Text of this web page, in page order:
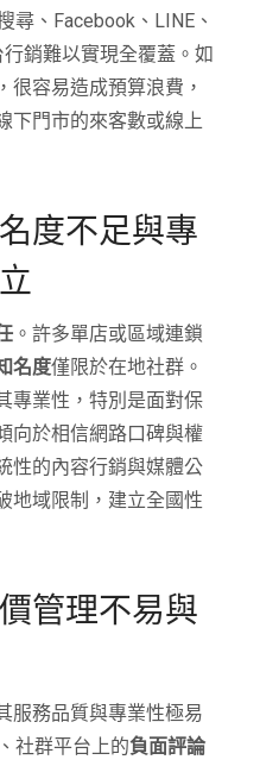
尋、Facebook、LINE、
銷難以實現全覆蓋。如
很容易造成預算浪費，
下門市的來客數或線上
度不足與專
。許多單店或區域連鎖
名度僅限於在地社群。
專業性，特別是面對保
向於相信網路口碑與權
性的內容行銷與媒體公
地域限制，建立全國性
管理不易與
服務品質與專業性極易
社群平台上的負面評論